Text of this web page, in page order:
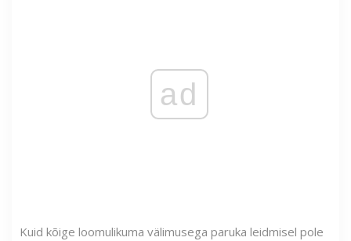
ad
Kuid kõige loomulikuma välimusega paruka leidmisel pole